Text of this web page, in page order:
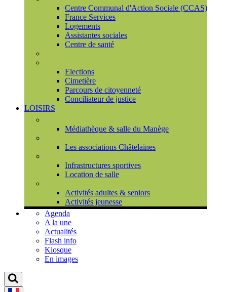
Centre Communal d'Action Sociale (CCAS)
France Services
Logements
Assistantes sociales
Centre de santé
Elections
Cimetière
Parcours de citoyenneté
Conciliateur de justice
LOISIRS
Médiathèque & salle du Manège
Les associations Châtelaines
Infrastructures sportives
Location de salle
Activités adultes & seniors
Activités jeunesse
Agenda
A la une
Actualités
Flash info
Kiosque
En images